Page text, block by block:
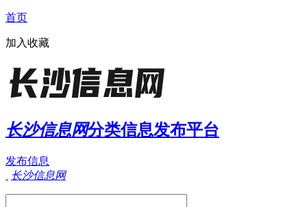
首页
加入收藏
长沙信息网分类信息发布平台
发布信息
长沙信息网